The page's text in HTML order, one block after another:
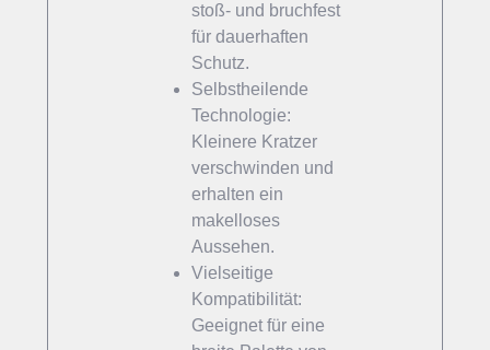
stoß- und bruchfest
für dauerhaften
Schutz.
Selbstheilende
Technologie:
Kleinere Kratzer
verschwinden und
erhalten ein
makelloses
Aussehen.
Vielseitige
Kompatibilität:
Geeignet für eine